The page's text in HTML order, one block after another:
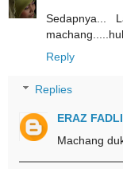
Sedapnya...
Reply
Replies
ERAZ FADLI
Machang